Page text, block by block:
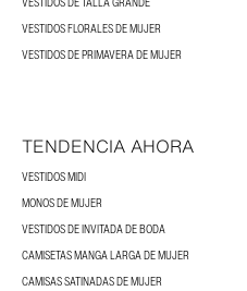
VESTIDOS FLORALES DE MUJER
VESTIDOS DE PRIMAVERA DE MUJER
TENDENCIA AHORA
VESTIDOS MIDI
MONOS DE MUJER
VESTIDOS DE INVITADA DE BODA
CAMISETAS MANGA LARGA DE MUJER
CAMISAS SATINADAS DE MUJER